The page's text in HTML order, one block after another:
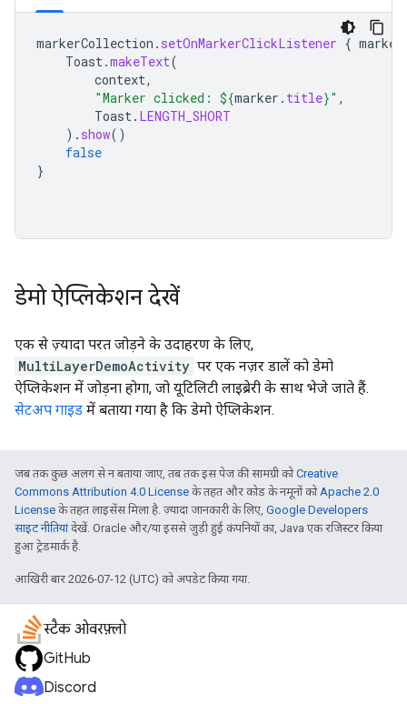
markerCollection . setOnMarkerClickListener { marker
Toast.makeText(
context,
"Marker clicked: ${marker . title}" ,
Toast. LENGTH_SHORT
). show()
false
}
डेमो ऐप्लिकेशन देखें
एक से ज़्यादा परत जोड़ने के उदाहरण के लिए,
MultiLayerDemoActivity पर एक नज़र डालें को डेमो
ऐप्लिकेशन में जोड़ना होगा, जो यूटिलिटी लाइब्रेरी के साथ भेजे जाते हैं.
सेटअप गाइड में बताया गया है कि डेमो ऐप्लिकेशन.
जब तक कुछ अलग से न बताया जाए, तब तक इस पेज की सामग्री कोCreative
Commons Attribution 4.0 License के तहत और कोड के नमूनों कोApache 2.0
License के तहत लाइसेंस मिला है. ज़्यादा जानकारी के लिए, Google Developers
साइट नीतियांदेखें. Oracle और/या इससे जुड़ी हुई कंपनियों का, Java एक रजिस्टर किया
हुआ ट्रेडमार्क है.
आखिरी बार 2026-07-12 (UTC) को अपडेट किया गया.
स्टैक ओवरफ़्लो
GitHub
Discord